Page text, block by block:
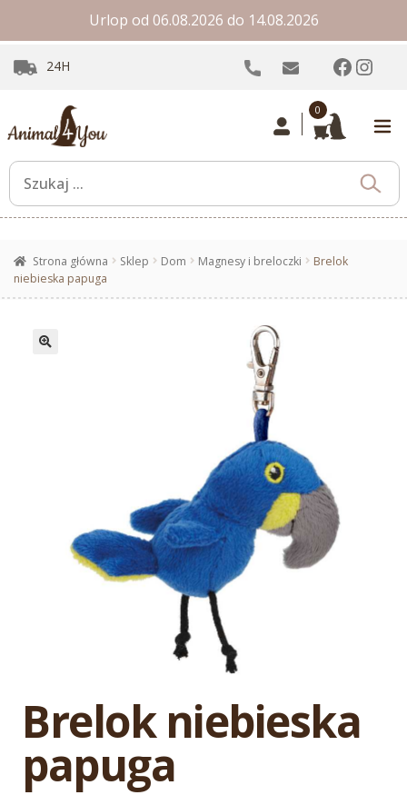
Urlop od 06.08.2026 do 14.08.2026
24H
0
Strona główna Sklep Dom Magnesy i breloczki
Brelok
niebieska papuga
Brelok niebieska
papuga